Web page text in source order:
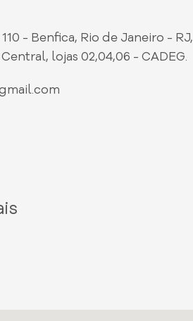
- Benfica, Rio de Janeiro - RJ,
lojas 02,04,06 - CADEG.